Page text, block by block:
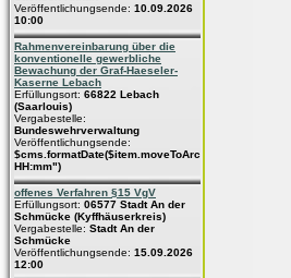
Veröffentlichungsende: 10.09.2026
10:00
Rahmenvereinbarung über die
konventionelle gewerbliche
Bewachung der Graf-Haeseler-
Kaserne Lebach
Erfüllungsort: 66822 Lebach
(Saarlouis)
Vergabestelle:
Bundeswehrverwaltung
Veröffentlichungsende:
$cms.formatDate($item.moveToArchive,"dd.MM.yyyy
HH:mm")
offenes Verfahren §15 VgV
Erfüllungsort: 06577 Stadt An der
Schmücke (Kyffhäuserkreis)
Vergabestelle: Stadt An der
Schmücke
Veröffentlichungsende: 15.09.2026
12:00